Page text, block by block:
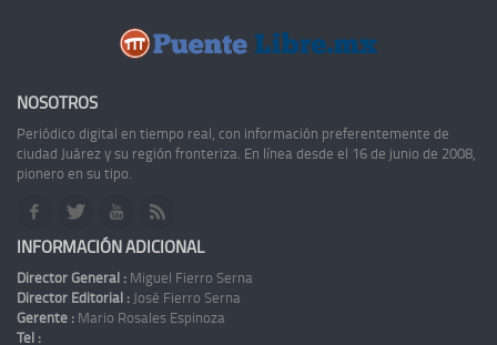
NOSOTROS
Periódico digital en tiempo real, con información preferentemente de
ciudad Juárez y su región fronteriza. En línea desde el 16 de junio de 2008,
pionero en su tipo.
INFORMACIÓN ADICIONAL
Director General : Miguel Fierro Serna
Director Editorial : José Fierro Serna
Gerente : Mario Rosales Espinoza
Tel :